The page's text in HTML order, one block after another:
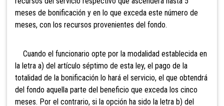
meses de bonificación y en lo que exceda este número de
meses, con los recursos provenientes del fondo.
Cuando el funcionario opte por la modalidad establecida en
la letra a) del artículo séptimo de esta ley, el pago de la
totalidad de la bonificación lo hará el servicio, el que obtendrá
del fondo aquella parte del beneficio que exceda los cinco
meses. Por el contrario, si la opción ha sido la letra b) del